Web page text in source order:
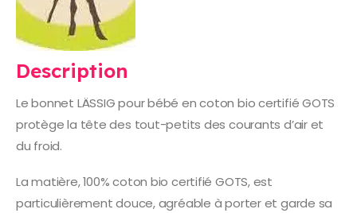
Description
Le bonnet LÄSSIG pour bébé en coton bio certifié GOTS
protège la tête des tout-petits des courants d’air et
du froid.
La matière, 100% coton bio certifié GOTS, est
particulièrement douce, agréable à porter et garde sa